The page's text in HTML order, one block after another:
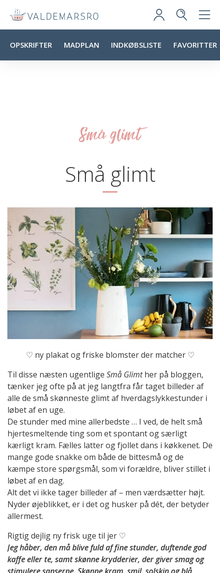
OPSKRIFTER MADPLAN INDKØBSLISTE FAVORITTER
Små glimt
Små glimt
♡ ny plakat og friske blomster der matcher ♡
Til disse næsten ugentlige Små Glimther på bloggen,
tænker jeg ofte på at jeg langtfra får taget billeder af
alle de små skønneste glimt af hverdagslykkestunder i
løbet af en uge.
De stunder med mine allerbedste … I ved, de helt små
hjertesmeltende ting som et spontant og særligt
kærligt kram. Fælles latter og fjollet dans i køkkenet. De
mange gode snakke om både de bittesmå og de
kæmpe store spørgsmål, som vi forældre, bliver stillet i
løbet af en dag.
Alt det vi ikke tager billeder af – men værdsætter højt.
Nyder øjeblikket, er i det og husker på dét, der betyder
allermest.
Rigtig dejlig ny frisk uge til jer ♡
Jeg håber, den må blive fuld af fine stunder, duftende god
kaffe eller te, samt skønne krydderier, der giver smag og